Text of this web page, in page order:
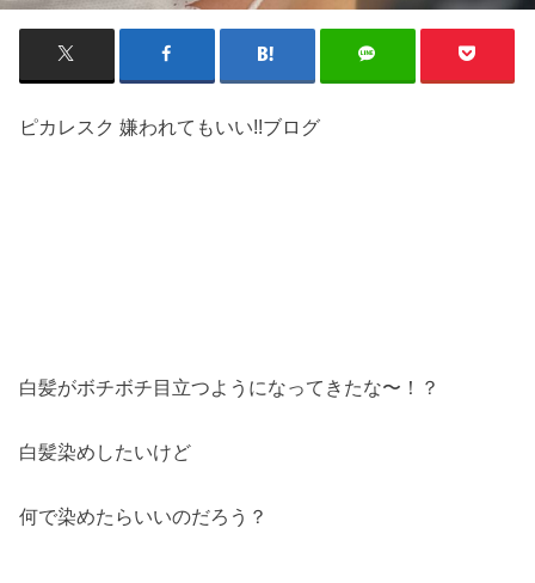
ピカレスク 嫌われてもいい!!ブログ
白髪がボチボチ目立つようになってきたな〜！？
白髪染めしたいけど
何で染めたらいいのだろう？